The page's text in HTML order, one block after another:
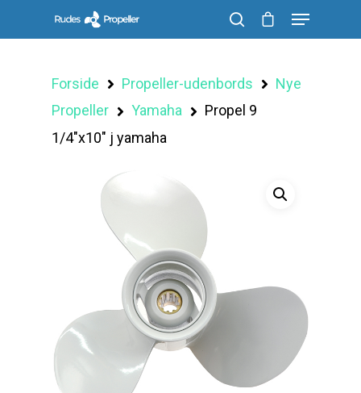
Forside Propeller-udenbords
Nye
Propeller
Yamaha
Propel 9
1/4″x10″ j yamaha